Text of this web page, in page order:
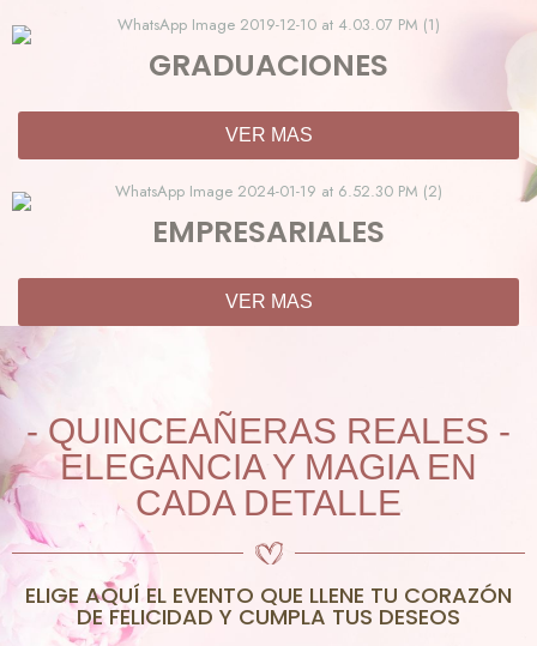
GRADUACIONES
VER MAS
EMPRESARIALES
VER MAS
- QUINCEAÑERAS REALES -
ELEGANCIA Y MAGIA EN
CADA DETALLE
ELIGE AQUÍ EL EVENTO QUE LLENE TU CORAZÓN
DE FELICIDAD Y CUMPLA TUS DESEOS